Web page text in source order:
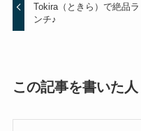
Tokira（ときら）で絶品ラ
ンチ♪
この記事を書いた人